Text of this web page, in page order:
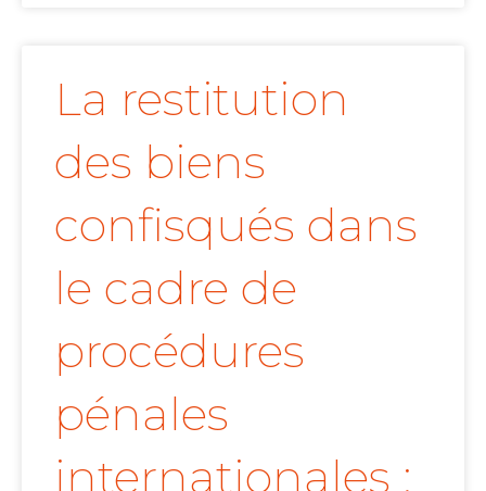
La restitution
des biens
confisqués dans
le cadre de
procédures
pénales
internationales :